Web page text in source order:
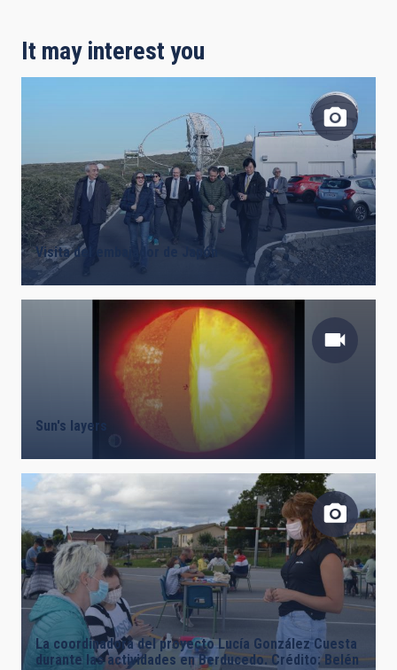
It may interest you
Visita del embajador de Japón
Sun's layers
La coordinadora del proyecto Lucía González Cuesta
durante las actividades en Berducedo. Crédito: Belén